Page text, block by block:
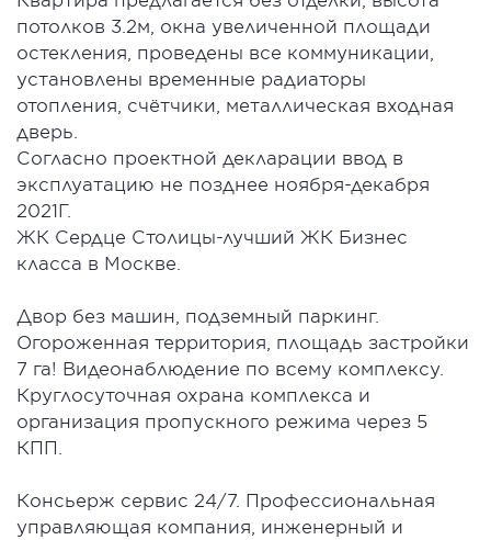
потолков 3.2м, окна увеличенной площади
остекления, проведены все коммуникации,
установлены временные радиаторы
отопления, счётчики, металлическая входная
дверь.
Согласно проектной декларации ввод в
эксплуатацию не позднее ноября-декабря
2021Г.
ЖК Сердце Столицы-лучший ЖК Бизнес
класса в Москве.
Двор без машин, подземный паркинг.
Огороженная территория, площадь застройки
7 га! Видеонаблюдение по всему комплексу.
Круглосуточная охрана комплекса и
организация пропускного режима через 5
КПП.
Консьерж сервис 24/7. Профессиональная
управляющая компания, инженерный и